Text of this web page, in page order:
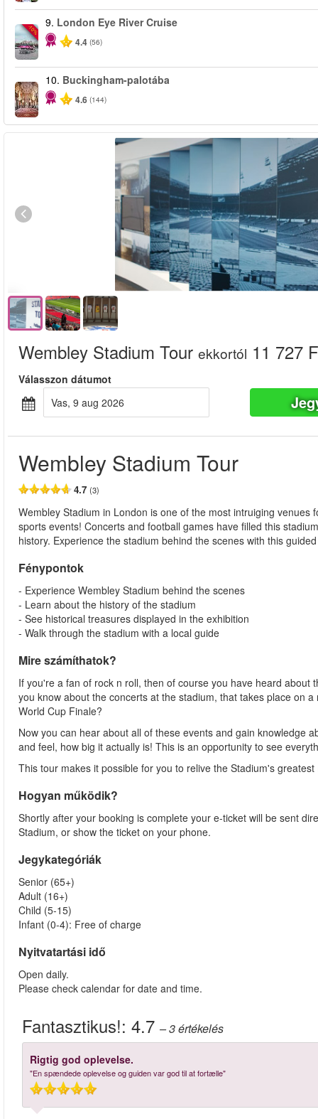
-10%
9. London Eye River Cruise
4.4 (56)
10. Buckingham-palotába
4.6 (144)
Wembley Stadium Tour ekkortól 11 727
Válasszon dátumot
vas, 9 aug 2026
Wembley Stadium Tour
4.7 (3)
Wembley Stadium in London is one of the most intruiging venues
sports events! Concerts and football games have filled this
history. Experience the stadium behind the scenes with this
Fénypontok
- Experience Wembley Stadium behind the scenes
- Learn about the history of the stadium
- See historical treasures displayed in the exhibition
- Walk through the stadium with a local guide
Mire számíthatok?
If you're a fan of rock n roll, then of course you have heard
you know about the concerts at the stadium, that takes place on
World Cup Finale?
Now you can hear about all of these events and gain knowledge
and feel, how big it actually is! This is an opportunity to see
This tour makes it possible for you to relive the Stadium's
Hogyan működik?
Shortly after your booking is complete your e-ticket will be sent
Stadium, or show the ticket on your phone.
Jegykategóriák
Senior (65+)
Adult (16+)
Child (5-15)
Infant (0-4): Free of charge
Nyitvatartási idő
Open daily.
Please check calendar for date and time.
Fantasztikus!: 4.7 – 3értékelés
Rigtig god oplevelse.
"En spændede oplevelse og guiden var god til at fortælle"